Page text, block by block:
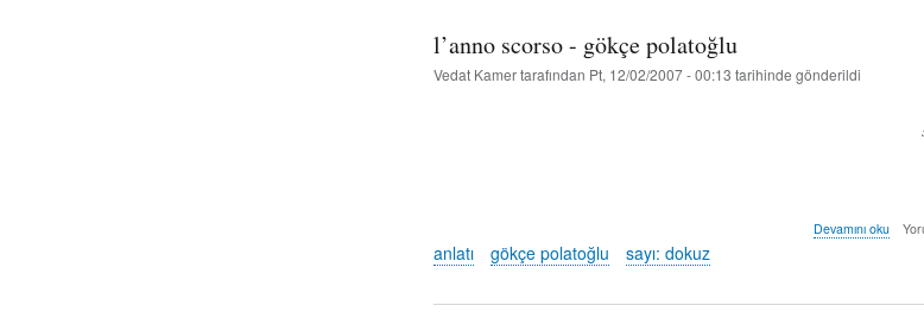
l’anno scorso - gökçe polatoğlu
Vedat Kamertarafından Pt, 12/02/2007 - 00:13 tarihinde gönderildi
l’anno
polatoğlu
Devamını oku
anlatı gökçe polatoğlu sayı: dokuz